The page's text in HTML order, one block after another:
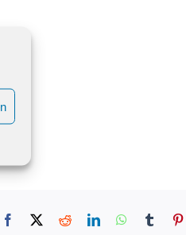
Facebook RedditLinkedInWhatsApp
Tumblr